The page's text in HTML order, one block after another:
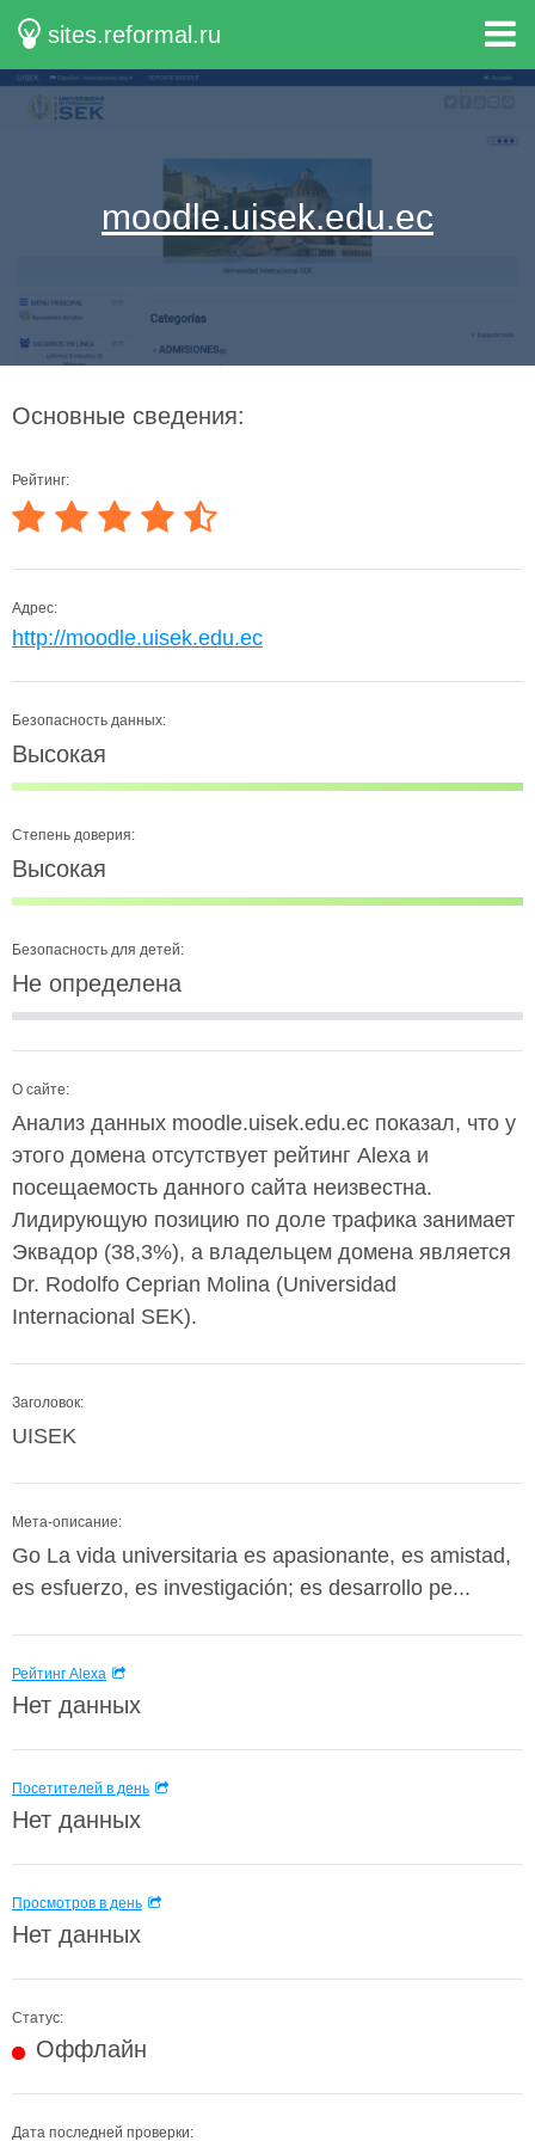
sites.reformal.ru
moodle.uisek.edu.ec
Основные сведения:
Рейтинг:
Адрес:
http://moodle.uisek.edu.ec
Безопасность данных:
Высокая
Степень доверия:
Высокая
Безопасность для детей:
Не определена
О сайте:
Анализ данных moodle.uisek.edu.ec показал, что у
этого домена отсутствует рейтинг Alexa и
посещаемость данного сайта неизвестна.
Лидирующую позицию по доле трафика занимает
Эквадор (38,3%), а владельцем домена является
Dr. Rodolfo Ceprian Molina (Universidad
Internacional SEK).
Заголовок:
UISEK
Мета-описание:
Go La vida universitaria es apasionante, es amistad,
es esfuerzo, es investigación; es desarrollo pe...
Рейтинг Alexa
Нет данных
Посетителей в день
Нет данных
Просмотров в день
Нет данных
Статус:
Оффлайн
Дата последней проверки: